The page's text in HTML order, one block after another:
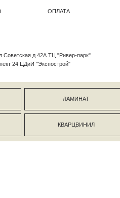
КВАРЦВИНИЛ
ЛАМИНАТ